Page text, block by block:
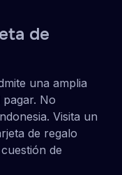
de
una amplia
pagar. No
Visita un
de regalo
de